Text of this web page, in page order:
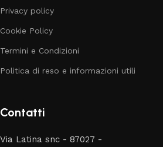
Privacy policy
Cookie Policy
Termini e Condizioni
Politica di reso e informazioni utili
Contatti
Via Latina snc - 87027 -